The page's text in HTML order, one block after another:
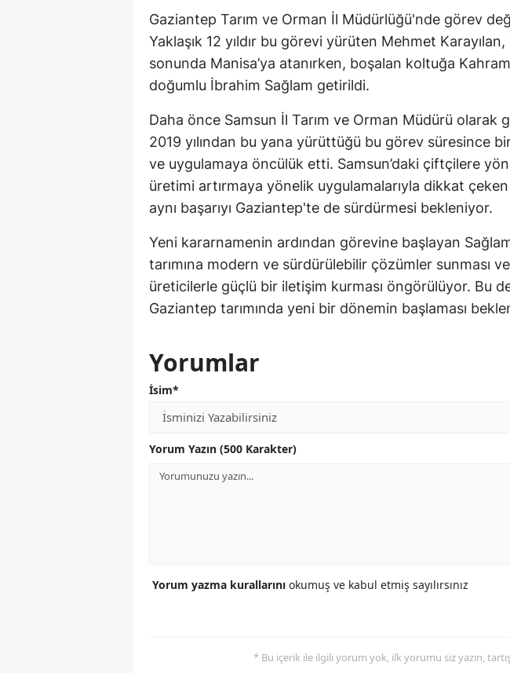
Gaziantep Tarım ve Orman İl Müdürlüğü'nde görev
Yaklaşık 12 yıldır bu görevi yürüten Mehmet Karayılan,
sonunda Manisa’ya atanırken, boşalan koltuğa
doğumlu İbrahim Sağlam getirildi.
Daha önce Samsun İl Tarım ve Orman Müdürü olarak
2019 yılından bu yana yürüttüğü bu görev süresince
ve uygulamaya öncülük etti. Samsun’daki çiftçilere
üretimi artırmaya yönelik uygulamalarıyla dikkat çeken
aynı başarıyı Gaziantep'te de sürdürmesi bekleniyor.
Yeni kararnamenin ardından görevine başlayan
tarımına modern ve sürdürülebilir çözümler sunması
üreticilerle güçlü bir iletişim kurması öngörülüyor. Bu
Gaziantep tarımında yeni bir dönemin başlaması
Yorumlar
İsim*
Yorum Yazın (500 Karakter)
Yorum yazma kurallarını okumuş ve kabul etmiş sayılırsınız
* Bu içerik ile ilgili yorum yok, ilk yorumu siz yazın,